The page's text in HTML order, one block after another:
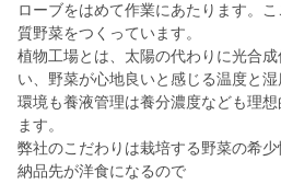
ローブをはめて作業にあたります。
質野菜をつくっています。
植物工場とは、太陽の代わりに光合
い、野菜が心地良いと感じる温度と
環境も養液管理は養分濃度なども理
ます。
弊社のこだわりは栽培する野菜の希少
納品先が洋食になるので